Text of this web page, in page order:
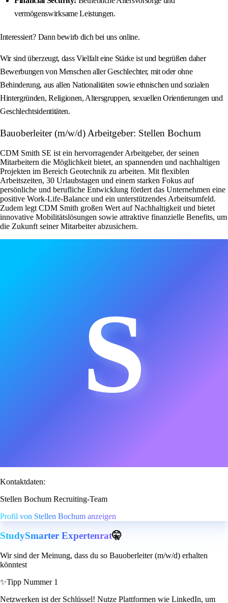
vermögenswirksame Leistungen.
Interessiert? Dann bewirb dich bei uns online.
Wir sind überzeugt, dass Vielfalt eine Stärke ist und begrüßen daher
Bewerbungen von Menschen aller Geschlechter, mit oder ohne
Behinderung, aus allen Nationalitäten sowie ethnischen und sozialen
Hintergründen, Religionen, Altersgruppen, sexuellen Orientierungen und
Geschlechtsidentitäten.
Bauoberleiter (m/w/d) Arbeitgeber: Stellen Bochum
CDM Smith SE ist ein hervorragender Arbeitgeber, der seinen
Mitarbeitern die Möglichkeit bietet, an spannenden und nachhaltigen
Projekten im Bereich Geotechnik zu arbeiten. Mit flexiblen
Arbeitszeiten, 30 Urlaubstagen und einem starken Fokus auf
persönliche und berufliche Entwicklung fördert das Unternehmen eine
positive Work-Life-Balance und ein unterstützendes Arbeitsumfeld.
Zudem legt CDM Smith großen Wert auf Nachhaltigkeit und bietet
innovative Mobilitätslösungen sowie attraktive finanzielle Benefits, um
die Zukunft seiner Mitarbeiter abzusichern.
S
Kontaktdaten:
Stellen Bochum Recruiting-Team
Profil von Stellen Bochum anzeigen
StudySmarter Expertenrat🤫
Wir sind der Meinung, dass du so Bauoberleiter (m/w/d) erhalten
könntest
✨Tipp Nummer 1
Netzwerken ist der Schlüssel! Nutze Plattformen wie LinkedIn, um